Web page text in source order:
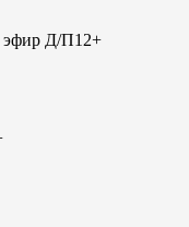
эфир Д/П12+